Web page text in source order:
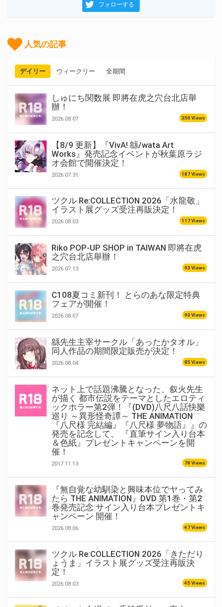
フォローする
人気の記事
デイリー ウィークリー 全期間
しゅにち関数展 即將在虎之穴台北店舉
辦！
2026.08.07 350 Views
【8/9 更新】『VivA! 緜/wata Art
Works』発売記念イベントが秋葉原ラジ
オ会館で開催決定！
2026.07.31 187 Views
ツクル Re:COLLECTION 2026「水龍敬」
イラスト展グッズ受注再販決定！
2026.08.03 117 Views
Riko POP-UP SHOP in TAIWAN 即將在虎
之穴台北店舉辦！
2026.07.13 93 Views
C108夏コミ新刊！ とらのあな限定特典
フェアが開催！
2026.08.07 90 Views
緜先生主宰サークル「あったかタオル」
同人作品の期間限定販売が決定！
2026.08.04 85 Views
ネット上で話題沸騰となった、叙火先生
が描く 都市伝説をテーマとしたエロティ
ックホラー第2弾！『(DVD)八尺八話快樂
巡り ～異形怪奇譚～ THE ANIMATION
『八尺様 完結編』『八尺様 夢物語』』の
発売を記念して、 『直筆サイン入り台本
＆色紙』プレゼントキャンペーンを開
催！
2017.11.13 78 Views
『無自覚な幼馴染と興味本位でヤってみ
たら THE ANIMATION』DVD 第1巻・第2
巻発売記念 サイン入り台本プレゼントキ
ャンペーン 開催！
2026.08.06 47 Views
ツクル Re:COLLECTION 2026「きただり
ょうま」イラスト展グッズ受注再販決
定！
2026.08.03 45 Views